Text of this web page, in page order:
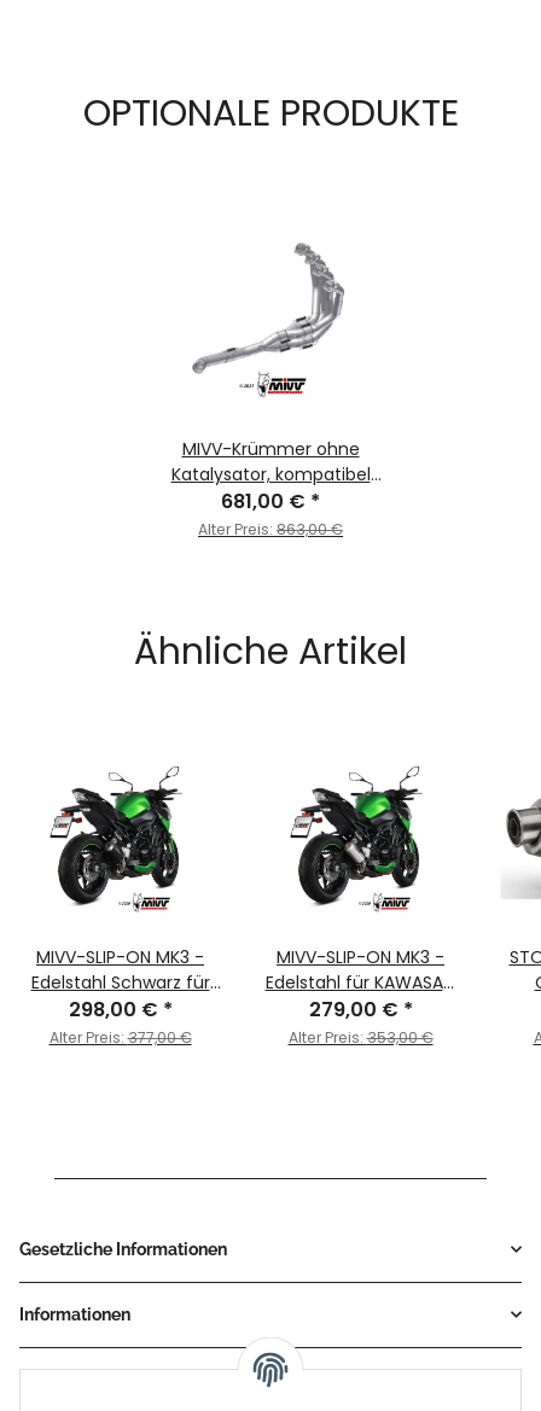
OPTIONALE PRODUKTE
MIVV-Krümmer ohne
Katalysator, kompatibel
mit MIVV- und
Originalschalldämpfern. -
681,00 € *
Alter Preis: 863,00 €
Ähnliche Artikel
MIVV-SLIP-ON MK3 -
Edelstahl Schwarz für
KAWASAKI - Z900 BJ.
2020 > 2024 -
298,00 € *
Alter Preis:377,00 €
MIVV-SLIP-ON MK3 -
Edelstahl für KAWASAKI
- Z900 BJ. 2020 > 2024
- K.052.LM3X
279,00 € *
Alter Preis:353,00 €
Gesetzliche Informationen
Informationen